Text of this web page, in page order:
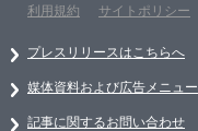
利用規約
サイトポリシー
プレスリリースはこちらへ
媒体資料および広告メニュー
記事に関するお問い合わせ